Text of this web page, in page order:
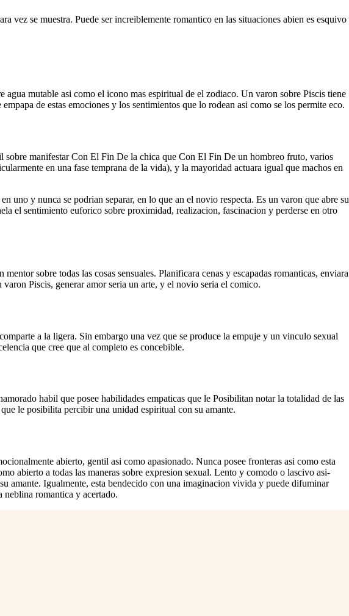
vez se muestra. Puede ser increiblemente romantico en las situaciones abien es esquivo
agua mutable asi­ como el icono mas espiritual de el zodiaco. Un varon sobre Piscis tiene
de estas emociones y los sentimientos que lo rodean asi­ como se los permite eco.
sobre manifestar Con El Fin De la chica que Con El Fin De un hombreo fruto, varios
en una fase temprana de la vida), y la mayoridad actuara igual que machos en
uno y nunca se podri­an separar, en lo que an el novio respecta. Es un varon que abre su
el sentimiento euforico sobre proximidad, realizacion, fascinacion y perderse en otro
sobre todas las cosas sensuales. Planificara cenas y escapadas romanticas, enviara
Piscis, generar amor seri­a un arte, y el novio seri­a el comico.
a la ligera. Sin embargo una vez que se produce la empuje y un vinculo sexual
que cree que al completo es concebible.
habil que posee habilidades empaticas que le Posibilitan notar la totalidad de las
le posibilita percibir una unidad espiritual con su amante.
abierto, gentil asi­ como apasionado. Nunca posee fronteras asi­ como esta
abierto a todas las maneras sobre expresion sexual. Lento y comodo o lascivo asi­
amante. Igualmente, esta bendecido con una imaginacion vivida y puede difuminar
neblina romantica y acertado.